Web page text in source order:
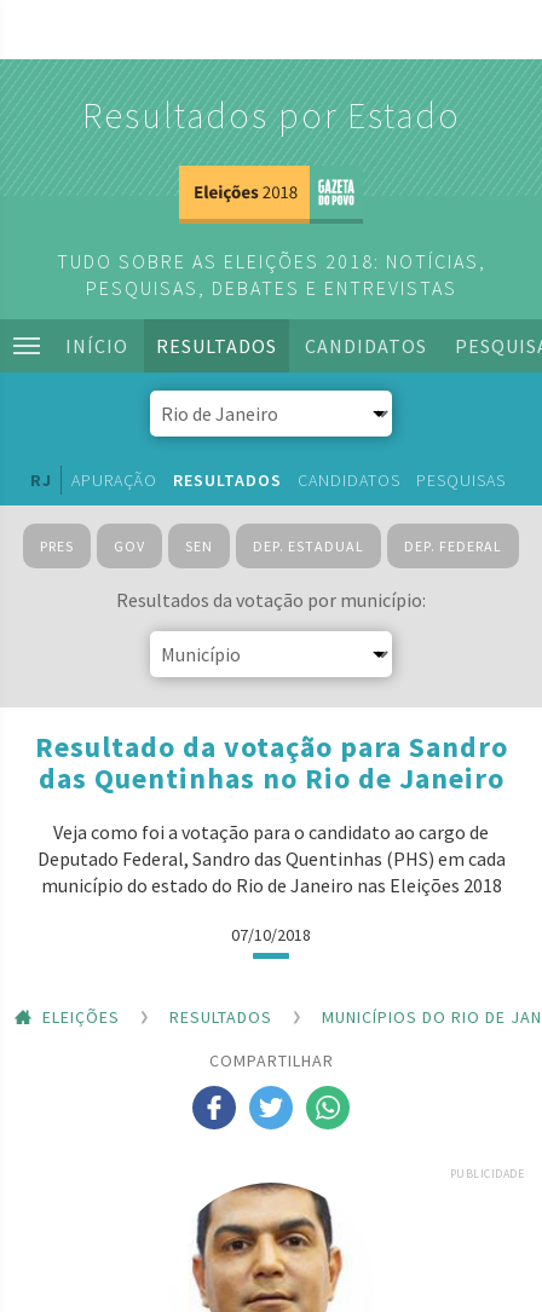
Resultados por Estado
TUDO SOBRE AS ELEIÇÕES 2018: NOTÍCIAS,
PESQUISAS, DEBATES E ENTREVISTAS
INÍCIO RESULTADOS CANDIDATOS
RJ APURAÇÃO RESULTADOS CANDIDATOS PESQUISAS
PRES GOV SEN DEP. ESTADUAL DEP. FEDERAL
Resultados da votação por município:
Resultado da votação para Sandro
das Quentinhas no Rio de Janeiro
Veja como foi a votação para o candidato ao cargo de
Deputado Federal, Sandro das Quentinhas (PHS) em cada
município do estado do Rio de Janeiro nas Eleições 2018
07/10/2018
ELEIÇÕES RESULTADOS
MUNICÍPIOS DO RIO DE
COMPARTILHAR
PUBLICIDADE